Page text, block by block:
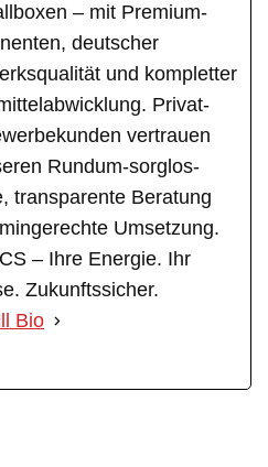
– mit Premium-
deutscher
und kompletter
Privat-
vertrauen
Rundum-sorglos-
transparente Beratung
Umsetzung.
– Ihre Energie. Ihr
Zukunftssicher.
Bio